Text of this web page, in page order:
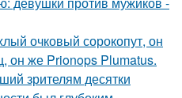
очковый сорокопут, он
он же Prionops Plumatus.
зрителям десятки